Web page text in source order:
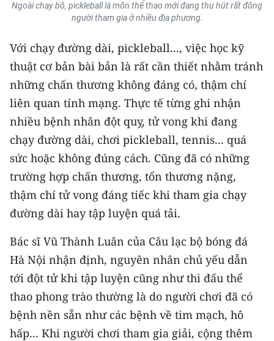
Ngoài chạy bộ, pickleball là môn thể thao mới đang thu hút rất đông
người tham gia ở nhiều địa phương.
Với chạy đường dài, pickleball..., việc học kỹ
thuật cơ bản bài bản là rất cần thiết nhằm tránh
những chấn thương không đáng có, thậm chí
liên quan tính mạng. Thực tế từng ghi nhận
nhiều bệnh nhân đột quỵ, tử vong khi đang
chạy đường dài, chơi pickleball, tennis... quá
sức hoặc không đúng cách. Cũng đã có những
trường hợp chấn thương, tổn thương nặng,
thậm chí tử vong đáng tiếc khi tham gia chạy
đường dài hay tập luyện quá tải.
Bác sĩ Vũ Thành Luân của Câu lạc bộ bóng đá
Hà Nội nhận định, nguyên nhân chủ yếu dẫn
tới đột tử khi tập luyện cũng như thi đấu thể
thao phong trào thường là do người chơi đã có
bệnh nền sẵn như các bệnh về tim mạch, hô
hấp... Khi người chơi tham gia giải, cộng thêm